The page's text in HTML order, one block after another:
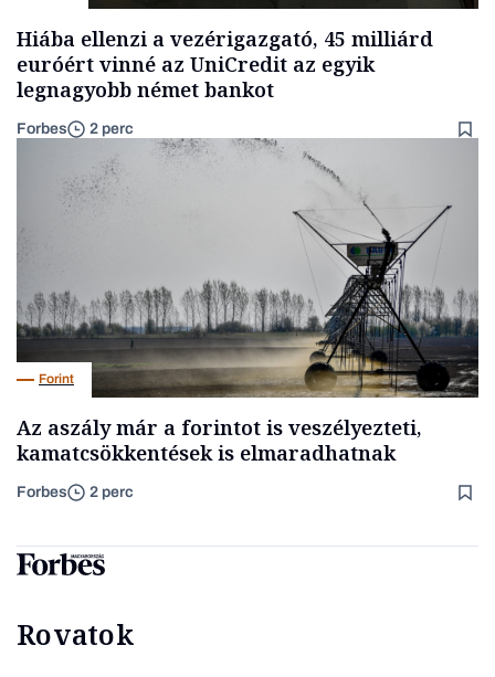
Hiába ellenzi a vezérigazgató, 45 milliárd
euróért vinné az UniCredit az egyik
legnagyobb német bankot
Forbes 2 perc
Forint
Az aszály már a forintot is veszélyezteti,
kamatcsökkentések is elmaradhatnak
Forbes 2 perc
Rovatok